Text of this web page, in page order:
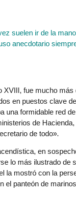
suelen ir de la
anecdotario
XVIII, fue mucho más
en puestos clave
una formidable red
de
de todo».
en
lo más ilustrado de
la mostró con la
el panteón de